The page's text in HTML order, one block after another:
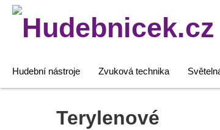
Hledat:
Hudební nástroje Zvuková technika
Terylenové